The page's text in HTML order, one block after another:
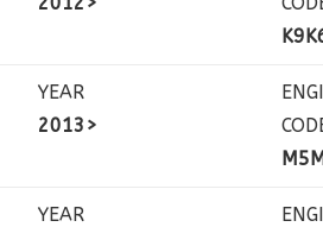
YEAR
2013>
YEAR